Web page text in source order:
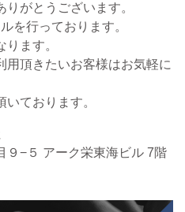
がとうございます。
を行っております。
ます。
用頂きたいお客様はお気軽に
ております。
９−５ アーク栄東海ビル 7階